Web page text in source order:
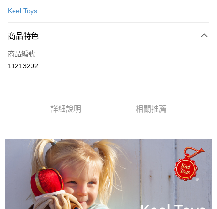
運送方式
付款後全家取貨
宅配 (離島)
每筆NT$280
Keel Toys
商品特色
商品編號
11213202
詳細說明 相關推薦